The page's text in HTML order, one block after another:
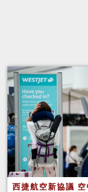
西捷航空新協議